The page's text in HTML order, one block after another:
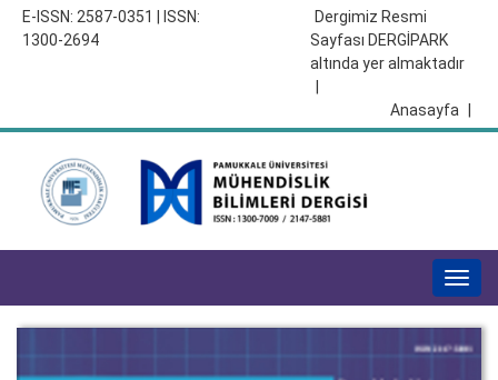
E-ISSN: 2587-0351 | ISSN:
1300-2694
Dergimiz Resmi
Sayfası DERGİPARK
altında yer almaktadır
Anasayfa